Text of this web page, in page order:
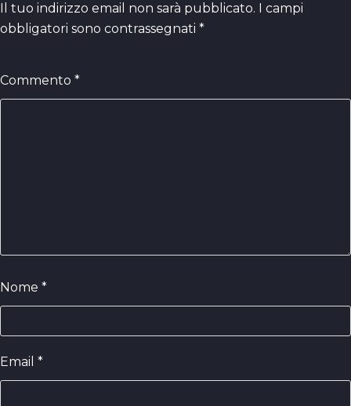
Il tuo indirizzo email non sarà pubblicato. I campi
obbligatori sono contrassegnati *
Commento *
Nome *
Email *